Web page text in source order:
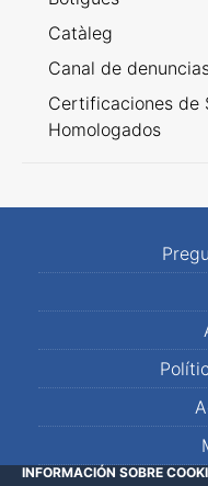
Catàleg
Canal de
Certificaciones de
Homologados
INFORMACIÓN SOBRE